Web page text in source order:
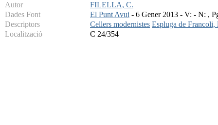
Autor
FILELLA, C.
Dades Font
El Punt Avui - 6 Gener 2013 - V: - N: ,
Descriptors
Cellers modernistes Espluga de Francoli,
Localització
C 24/354